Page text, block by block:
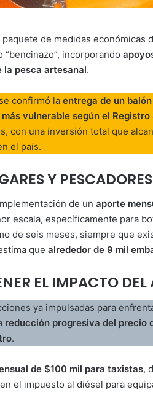
de medidas económicas
incorporando
la pesca artesanal.
confirmó la entrega de un
vulnerable según el
con una inversión total que
el país.
Y PESCADORES
de un aporte
escala, específicamente para
de seis meses, siempre que
que alrededor de 9 mil
EL IMPACTO
ya impulsadas para
reducción progresiva del precio
.
de $100 mil para taxistas,
el impuesto al diésel para